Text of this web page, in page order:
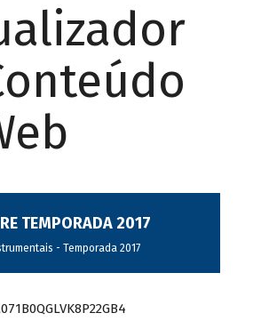
TEMPORADA 2017
- Temporada 2017